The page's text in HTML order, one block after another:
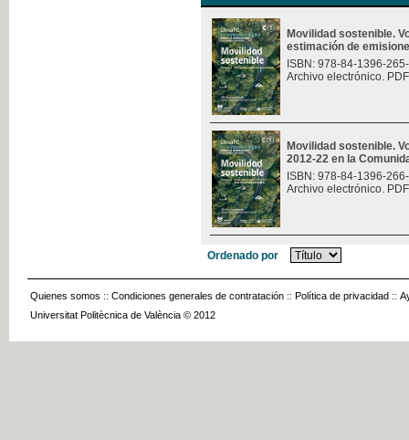
Movilidad sostenible.
estimación de
ISBN: 978-84-1396-
Archivo electrónico.
Movilidad sostenible.
2012-22 en la
ISBN: 978-84-1396-
Archivo electrónico.
Ordenado por
Quienes somos :: Condiciones generales de contratación :: Política de privacidad ::
Universitat Politècnica de València © 2012